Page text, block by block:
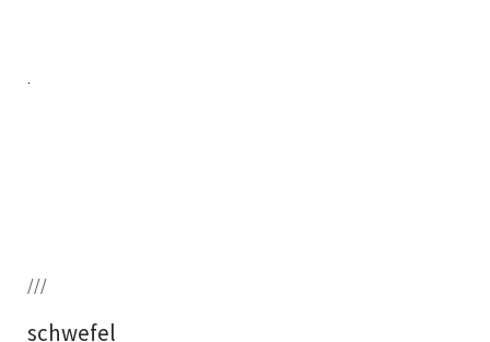
.
///
schwefel